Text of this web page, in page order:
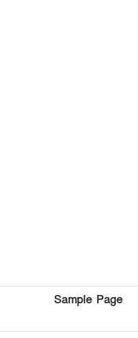
বঞ্চিত করে পালিত
ওয়ারিশ সনদ দেওয়ার
Sample Page